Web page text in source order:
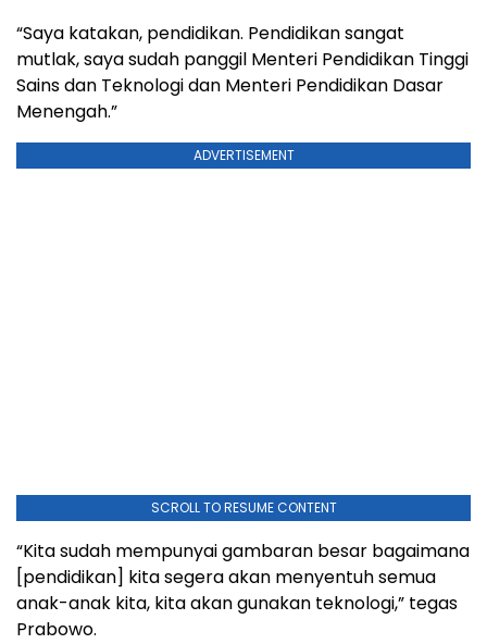
“Saya katakan, pendidikan. Pendidikan sangat
mutlak, saya sudah panggil Menteri Pendidikan Tinggi
Sains dan Teknologi dan Menteri Pendidikan Dasar
Menengah.”
ADVERTISEMENT
SCROLL TO RESUME CONTENT
“Kita sudah mempunyai gambaran besar bagaimana
[pendidikan] kita segera akan menyentuh semua
anak-anak kita, kita akan gunakan teknologi,” tegas
Prabowo.